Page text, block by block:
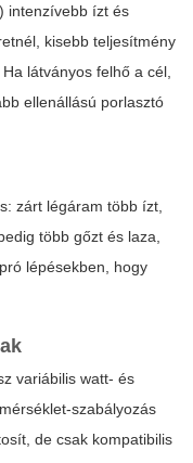
intenzívebb ízt és
kisebb teljesítmény
látványos felhő a cél,
ellenállású porlasztó
zárt légáram több ízt,
több gőzt és laza,
lépésekben, hogy
variábilis watt- és
szabályozás
de csak kompatibilis